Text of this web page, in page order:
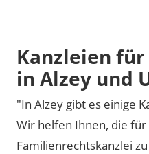
Kanzleien
in Alzey und
"In Alzey gibt es einige
Wir helfen Ihnen, die für
Familienrechtskanzlei